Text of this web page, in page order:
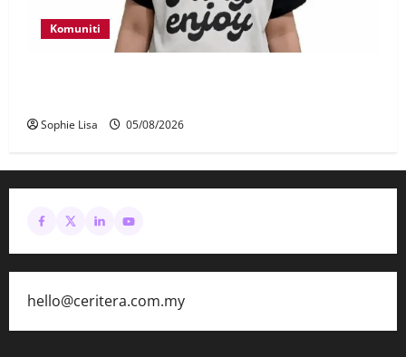
Komuniti
Sophie Lisa 05/08/2026
hello@ceritera.com.my